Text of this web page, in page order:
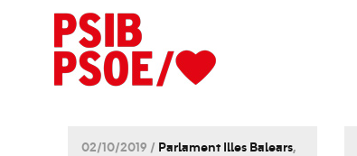
02/10/2019 / Parlament Illes Balears,